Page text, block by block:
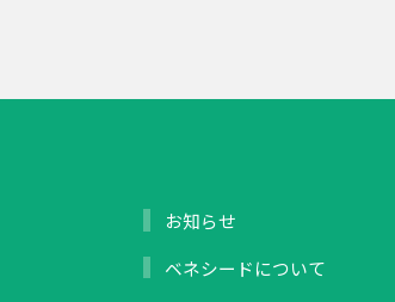
お知らせ
ベネシードについて